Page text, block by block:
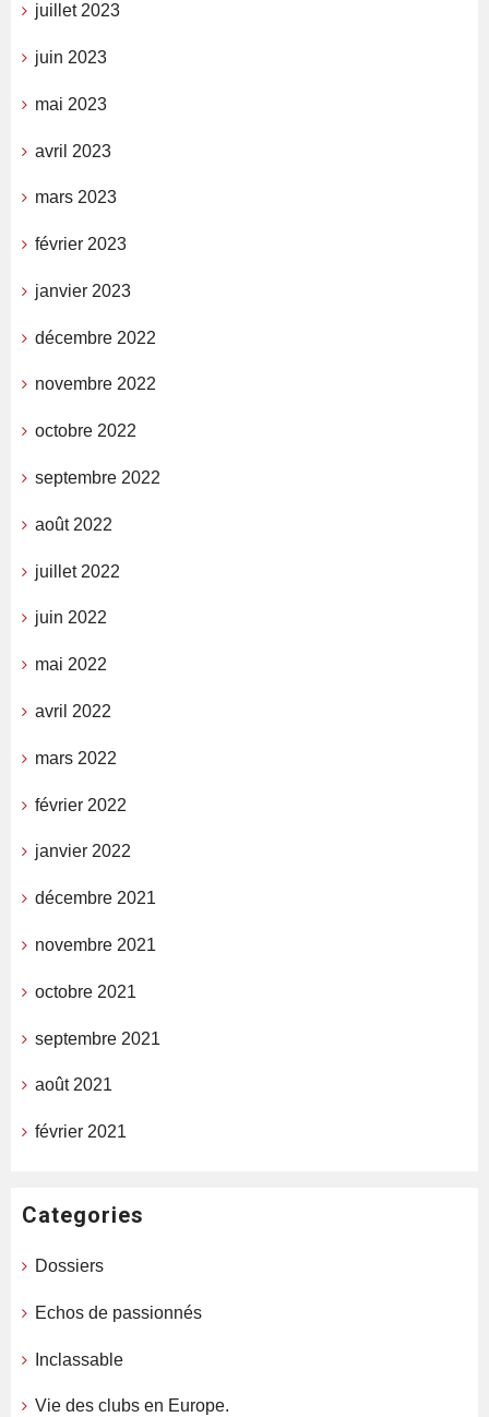
juillet 2023
juin 2023
mai 2023
avril 2023
mars 2023
février 2023
janvier 2023
décembre 2022
novembre 2022
octobre 2022
septembre 2022
août 2022
juillet 2022
juin 2022
mai 2022
avril 2022
mars 2022
février 2022
janvier 2022
décembre 2021
novembre 2021
octobre 2021
septembre 2021
août 2021
février 2021
Categories
Dossiers
Echos de passionnés
Inclassable
Vie des clubs en Europe.